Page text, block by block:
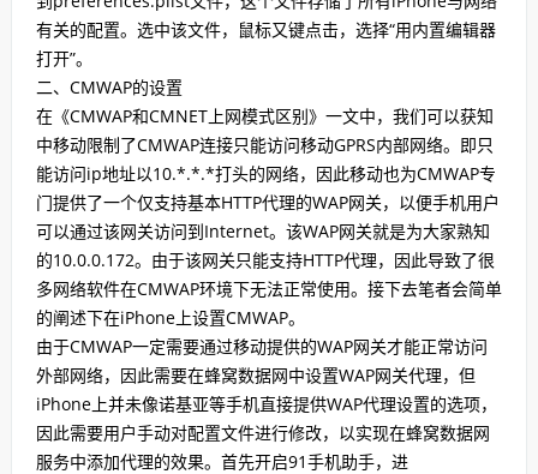
有关的配置。选中该文件，鼠标又键点击，选择“用内置编辑器
打开”。
二、CMWAP的设置
在《CMWAP和CMNET上网模式区别》一文中，我们可以获知
中移动限制了CMWAP连接只能访问移动GPRS内部网络。即只
能访问ip地址以10.*.*.*打头的网络，因此移动也为CMWAP专
门提供了一个仅支持基本HTTP代理的WAP网关，以便手机用户
可以通过该网关访问到Internet。该WAP网关就是为大家熟知
的10.0.0.172。由于该网关只能支持HTTP代理，因此导致了很
多网络软件在CMWAP环境下无法正常使用。接下去笔者会简单
的阐述下在iPhone上设置CMWAP。
由于CMWAP一定需要通过移动提供的WAP网关才能正常访问
外部网络，因此需要在蜂窝数据网中设置WAP网关代理，但
iPhone上并未像诺基亚等手机直接提供WAP代理设置的选项，
因此需要用户手动对配置文件进行修改，以实现在蜂窝数据网
服务中添加代理的效果。首先开启91手机助手，进